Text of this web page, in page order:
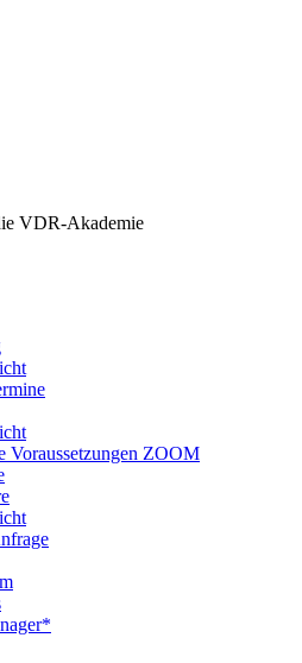
VDR-Akademie
Voraussetzungen ZOOM